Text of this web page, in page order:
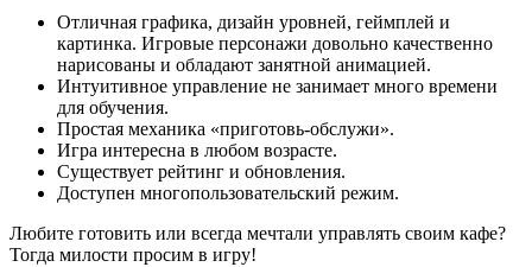
Отличная графика, дизайн уровней, геймплей и
картинка. Игровые персонажи довольно качественно
нарисованы и обладают занятной анимацией.
Интуитивное управление не занимает много времени
для обучения.
Простая механика «приготовь-обслужи».
Игра интересна в любом возрасте.
Существует рейтинг и обновления.
Доступен многопользовательский режим.
Любите готовить или всегда мечтали управлять своим кафе?
Тогда милости просим в игру!